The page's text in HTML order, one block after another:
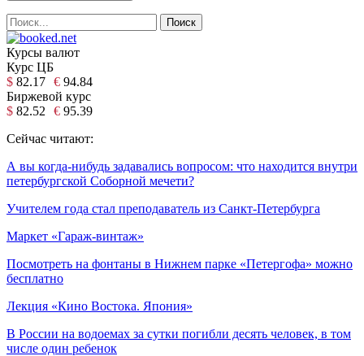
Курсы валют
Курс ЦБ
$ 82.17 € 94.84
Биржевой курс
$ 82.52 € 95.39
Сейчас читают:
А вы когда-нибудь задавались вопросом: что находится внутри
петербургской Соборной мечети?
Учителем года стал преподаватель из Санкт-Петербурга
Маркет «Гараж-винтаж»
Посмотреть на фонтаны в Нижнем парке «Петергофа» можно
бесплатно
Лекция «Кино Востока. Япония»
В России на водоемах за сутки погибли десять человек, в том
числе один ребенок